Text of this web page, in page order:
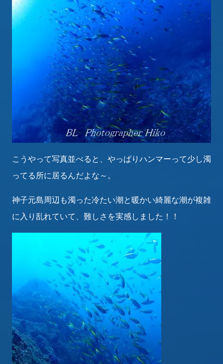
こうやって写真並べると、やっぱりハンマーって少し濁
ってる所に居るんだよな～。
神子元島周辺も濁った冷たい潮と暖かい綺麗な潮が複雑
に入り乱れていて、難しさを実感しました！！